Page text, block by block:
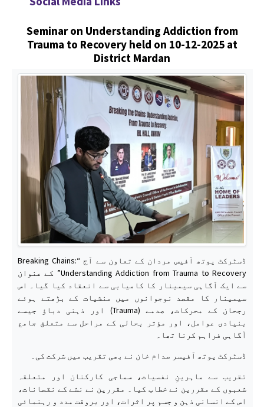
Seminar on Understanding Addiction from
Trauma to Recovery held on 10-12-2025 at
District Mardan
ڈسٹرکٹ یوتھ آفیس مردان کے تعاون سے آج “Breaking Chains:
Understanding Addiction from Trauma to Recovery” کے عنوان
سے ایک آگاہی سیمینار کا کامیابی سے انعقاد کیا گیا۔ اس
سیمینار کا مقصد نوجوانوں میں منشیات کے بڑھتے ہوئے
رجحان کے محرکات، صدمے (Trauma) اور ذہنی دباؤ جیسے
بنیادی عوامل، اور مؤثر بحالی کے مراحل سے متعلق جامع
آگاہی فراہم کرنا تھا۔
ڈسٹرکٹ یوتھ آفیسر صدام خان نے بھی تقریب میں شرکت کی۔
تقریب سے ماہرینِ نفسیات، سماجی کارکنان اور متعلقہ
شعبوں کے مقررین نے خطاب کیا۔ مقررین نے نشے کے نقصانات،
اس کے انسانی ذہن و جسم پر اثرات، اور بروقت مدد و رہنمائی